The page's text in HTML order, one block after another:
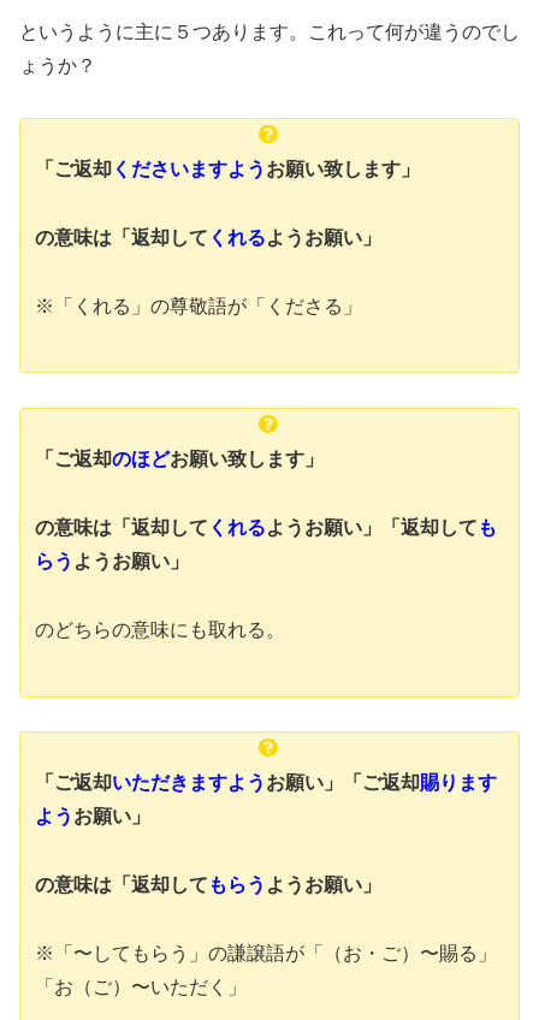
というように主に５つあります。これって何が違うのでし
ょうか？
「ご返却 くださいますよう お願い致します」
の意味は 「返却して くれるようお願い」
※「くれる」の尊敬語が「くださる」
「ご返却のほどお願い致します」
の意味は 「返却して くれるようお願い」「返却して も
らう ようお願い」
のどちらの意味にも取れる。
「ご返却いただきますよう お願い」「ご返却賜ります
よう お願い」
の意味は 「返却して もらう ようお願い」
※「〜してもらう」の謙譲語が「（お・ご）〜賜る」
「お（ご）〜いただく」